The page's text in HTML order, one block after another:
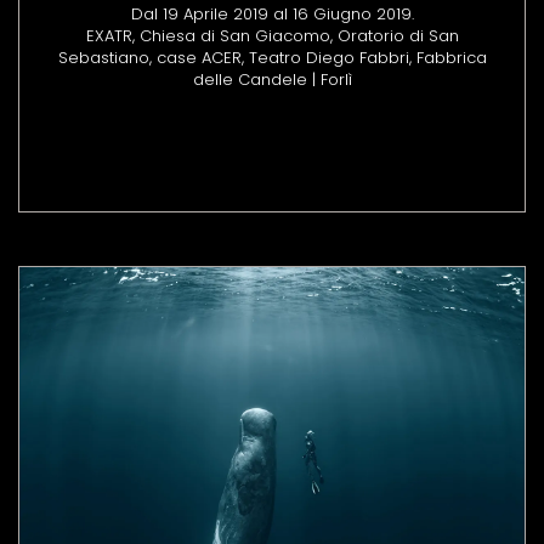
Dal 19 Aprile 2019 al 16 Giugno 2019.
EXATR, Chiesa di San Giacomo, Oratorio di San
Sebastiano, case ACER, Teatro Diego Fabbri, Fabbrica
delle Candele | Forlì